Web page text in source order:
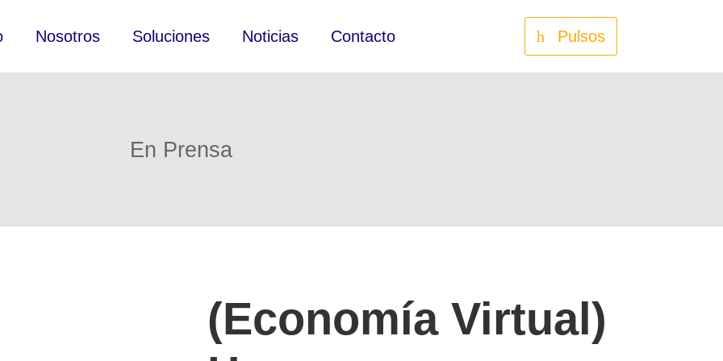
Nosotros Soluciones Noticias Contacto Pulsos
En Prensa
(Economía Virtual)